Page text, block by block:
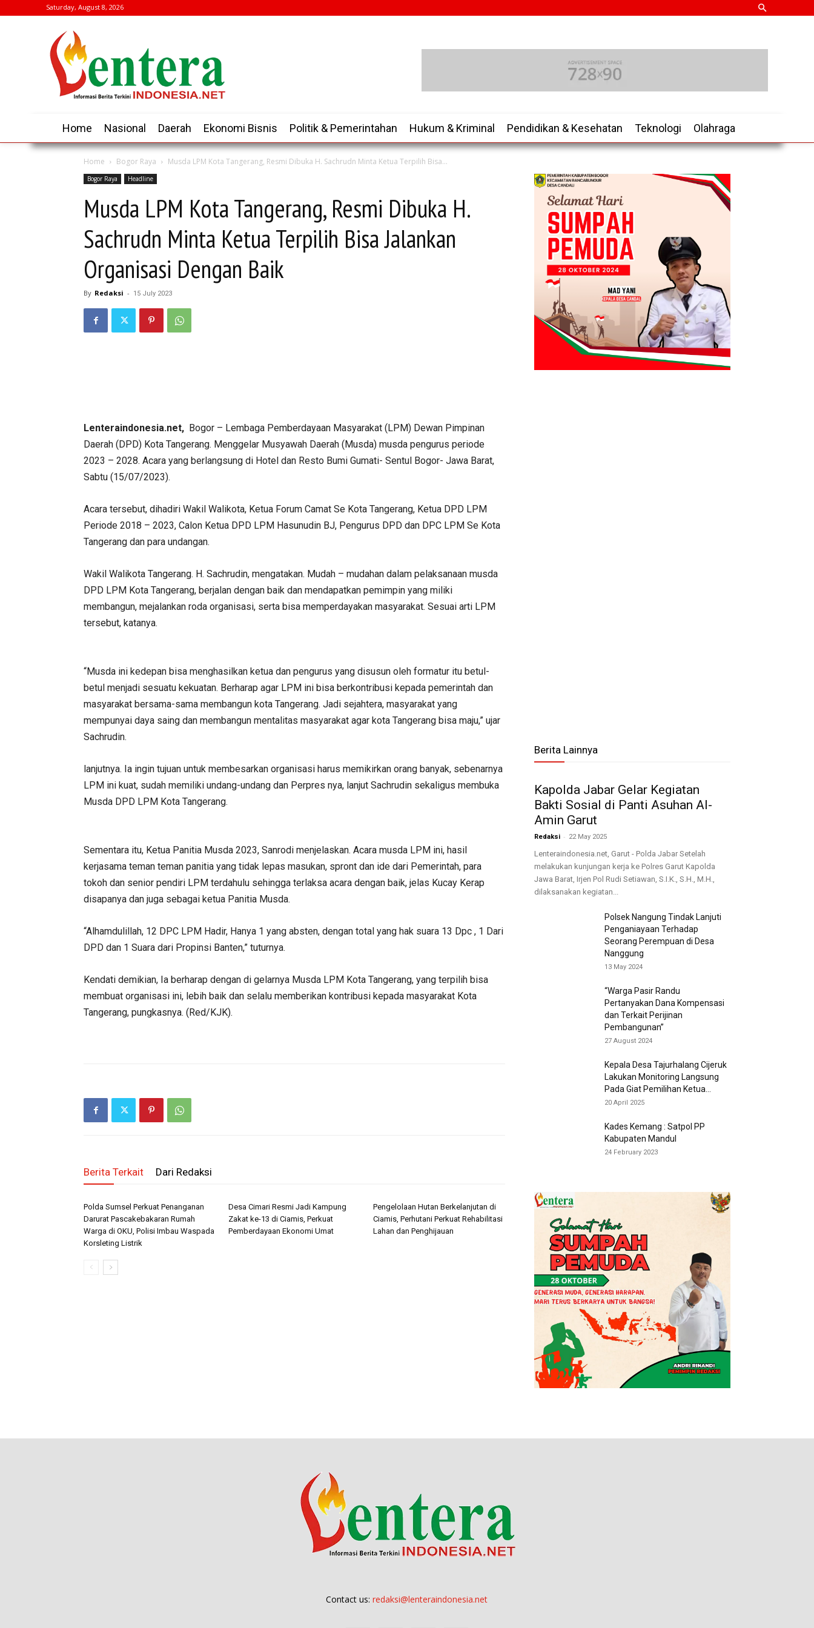
Saturday, August 8, 2026
Home Nasional Daerah Ekonomi Bisnis Politik & Pemerintahan Hukum & Kriminal Pendidikan & Kesehatan Teknologi Olahraga
Home Bogor Raya Musda LPM Kota Tangerang, Resmi Dibuka H. Sachrudn Minta Ketua Terpilih Bisa...
Bogor Raya Headline
Musda LPM Kota Tangerang, Resmi Dibuka H.
Sachrudn Minta Ketua Terpilih Bisa Jalankan
Organisasi Dengan Baik
By Redaksi - 15 July 2023
Lenteraindonesia.net, Bogor – Lembaga Pemberdayaan Masyarakat (LPM) Dewan Pimpinan
Daerah (DPD) Kota Tangerang. Menggelar Musyawah Daerah (Musda) musda pengurus periode
2023 – 2028. Acara yang berlangsung di Hotel dan Resto Bumi Gumati- Sentul Bogor- Jawa Barat,
Sabtu (15/07/2023).
Acara tersebut, dihadiri Wakil Walikota, Ketua Forum Camat Se Kota Tangerang, Ketua DPD LPM
Periode 2018 – 2023, Calon Ketua DPD LPM Hasunudin BJ, Pengurus DPD dan DPC LPM Se Kota
Tangerang dan para undangan.
Wakil Walikota Tangerang. H. Sachrudin, mengatakan. Mudah – mudahan dalam pelaksanaan musda
DPD LPM Kota Tangerang, berjalan dengan baik dan mendapatkan pemimpin yang miliki
membangun, mejalankan roda organisasi, serta bisa memperdayakan masyarakat. Sesuai arti LPM
tersebut, katanya.
“Musda ini kedepan bisa menghasilkan ketua dan pengurus yang disusun oleh formatur itu betul-
betul menjadi sesuatu kekuatan. Berharap agar LPM ini bisa berkontribusi kepada pemerintah dan
masyarakat bersama-sama membangun kota Tangerang. Jadi sejahtera, masyarakat yang
mempunyai daya saing dan membangun mentalitas masyarakat agar kota Tangerang bisa maju,” ujar
Sachrudin.
lanjutnya. Ia ingin tujuan untuk membesarkan organisasi harus memikirkan orang banyak, sebenarnya
LPM ini kuat, sudah memiliki undang-undang dan Perpres nya, lanjut Sachrudin sekaligus membuka
Musda DPD LPM Kota Tangerang.
Sementara itu, Ketua Panitia Musda 2023, Sanrodi menjelaskan. Acara musda LPM ini, hasil
kerjasama teman teman panitia yang tidak lepas masukan, spront dan ide dari Pemerintah, para
tokoh dan senior pendiri LPM terdahulu sehingga terlaksa acara dengan baik, jelas Kucay Kerap
disapanya dan juga sebagai ketua Panitia Musda.
“Alhamdulillah, 12 DPC LPM Hadir, Hanya 1 yang absten, dengan total yang hak suara 13 Dpc , 1 Dari
DPD dan 1 Suara dari Propinsi Banten,” tuturnya.
Kendati demikian, Ia berharap dengan di gelarnya Musda LPM Kota Tangerang, yang terpilih bisa
membuat organisasi ini, lebih baik dan selalu memberikan kontribusi kepada masyarakat Kota
Tangerang, pungkasnya. (Red/KJK).
Berita Terkait Dari Redaksi
Polda Sumsel Perkuat Penanganan
Darurat Pascakebakaran Rumah
Warga di OKU, Polisi Imbau Waspada
Korsleting Listrik
Desa Cimari Resmi Jadi Kampung
Zakat ke-13 di Ciamis, Perkuat
Pemberdayaan Ekonomi Umat
Pengelolaan Hutan Berkelanjutan di
Ciamis, Perhutani Perkuat Rehabilitasi
Lahan dan Penghijauan
Berita Lainnya
Kapolda Jabar Gelar Kegiatan
Bakti Sosial di Panti Asuhan Al-
Amin Garut
Redaksi - 22 May 2025
Lenteraindonesia.net, Garut - Polda Jabar Setelah
melakukan kunjungan kerja ke Polres Garut Kapolda
Jawa Barat, Irjen Pol Rudi Setiawan, S.I.K., S.H., M.H.,
dilaksanakan kegiatan...
Polsek Nangung Tindak Lanjuti
Penganiayaan Terhadap
Seorang Perempuan di Desa
Nanggung
13 May 2024
“Warga Pasir Randu
Pertanyakan Dana Kompensasi
dan Terkait Perijinan
Pembangunan”
27 August 2024
Kepala Desa Tajurhalang Cijeruk
Lakukan Monitoring Langsung
Pada Giat Pemilihan Ketua...
20 April 2025
Kades Kemang : Satpol PP
Kabupaten Mandul
24 February 2023
Contact us:redaksi@lenteraindonesia.net